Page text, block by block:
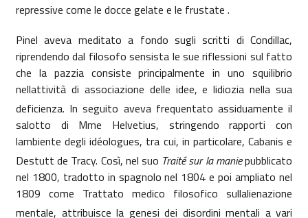
repressive come le docce gelate e le frustate .
Pinel aveva meditato a fondo sugli scritti di Condillac,
riprendendo dal filosofo sensista le sue riflessioni sul fatto
che la pazzia consiste principalmente in uno squilibrio
nellattività di associazione delle idee, e lidiozia nella sua
deficienza. In seguito aveva frequentato assiduamente il
salotto di Mme Helvetius, stringendo rapporti con
lambiente degli idéologues, tra cui, in particolare, Cabanis e
Destutt de Tracy. Così, nel suo Traité sur la maniepubblicato
nel 1800, tradotto in spagnolo nel 1804 e poi ampliato nel
1809 come Trattato medico filosofico sullalienazione
mentale, attribuisce la genesi dei disordini mentali a vari